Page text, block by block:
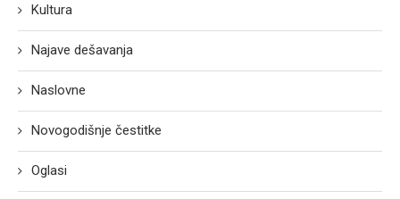
Kultura
Najave dešavanja
Naslovne
Novogodišnje čestitke
Oglasi